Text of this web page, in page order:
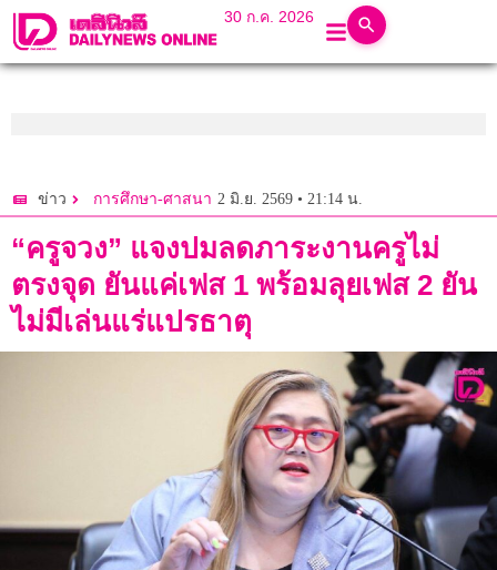
30 ก.ค. 2026
ข่าว การศึกษา-ศาสนา 2 มิ.ย. 2569 • 21:14 น.
“ครูจวง” แจงปมลดภาระงานครูไม่
ตรงจุด ยันแค่เฟส 1 พร้อมลุยเฟส 2 ยัน
ไม่มีเล่นแร่แปรธาตุ